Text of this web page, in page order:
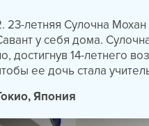
23-летняя Сулочна
у себя дома.
достигнув 14-летнего
ее дочь стала
Япония